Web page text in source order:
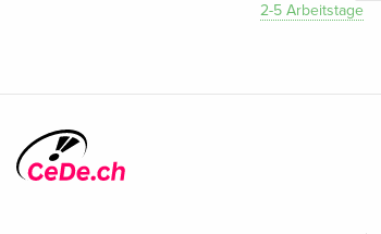
2-5 Arbeitstage